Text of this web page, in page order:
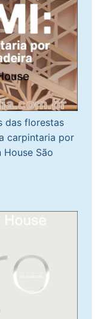
das florestas
carpintaria por
São